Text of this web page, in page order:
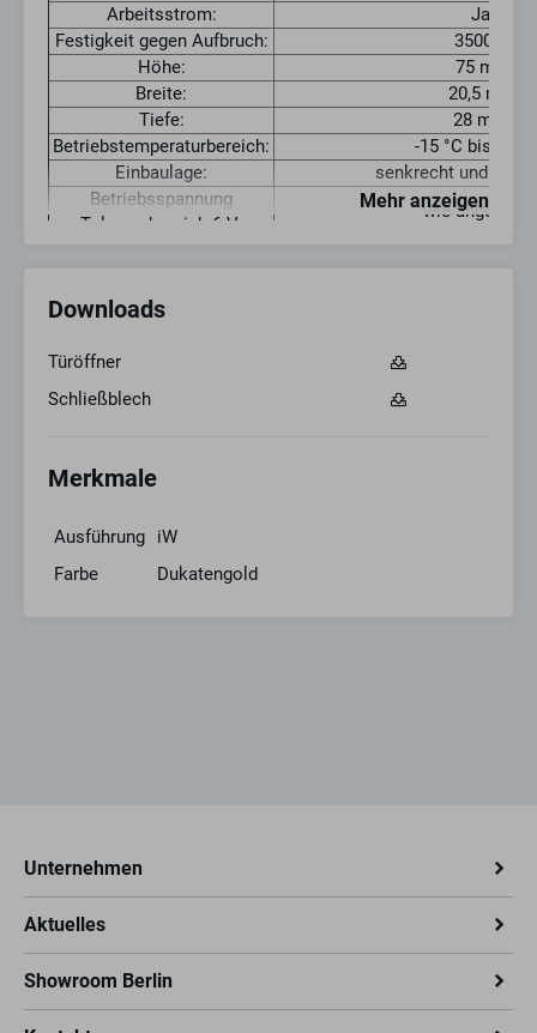
Mehr anzeigen
Arbeitsstrom:
Ja
Festigkeit gegen Aufbruch:
3500 N
Höhe:
75 mm
Breite:
20,5 mm
Tiefe:
28 mm
Betriebstemperaturbereich:
-15 °C bis +40
Einbaulage:
senkrecht und
Betriebsspannung
Toleranzbereich 6 V:
wie
Nennwiderstand 6 V:
AC-Stromaufnahme 6 V:
DC-Stromaufnahme(50%
Restwelligkeit) 12V:
(stabilsiert) 6V:
DC-Stromaufnahme
(stabilisiert) 12V:
Max. Fallenvorlast DC
(stabilisiert) 12 V:
Schließblech:
DIN-Richtung:
Downloads
Türöffner
Schließblech
Merkmale
Ausführung
iW
Farbe
Dukatengold
Unternehmen
Aktuelles
Showroom Berlin